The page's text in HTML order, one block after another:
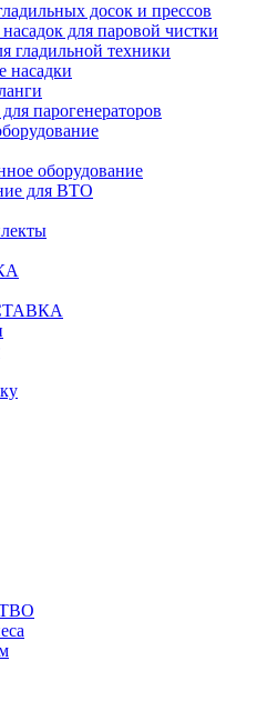
досок и прессов
для паровой чистки
гладильной техники
насадки
парогенераторов
оборудование
для ВТО